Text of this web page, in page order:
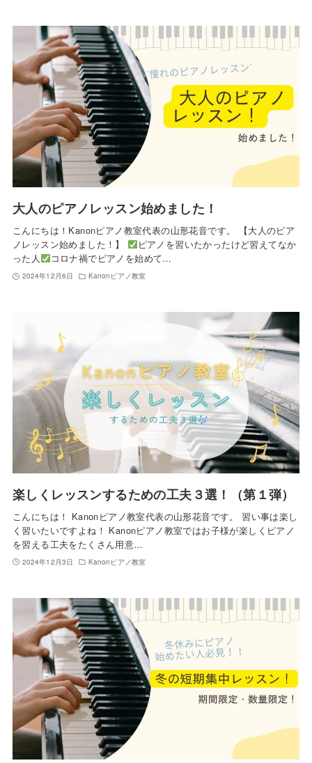
大人のピアノレッスン始めました！
こんにちは！Kanonピアノ教室代表の山形花音です。 【大人のピア
ノレッスン始めました！】
ピアノを習いたかったけど習えてなか
った人
コロナ禍でピアノを始めて…
2024年12月6日 Kanonピアノ教室
楽しくレッスンするための工夫３選！（第１弾）
こんにちは！ Kanonピアノ教室代表の山形花音です。 習い事は楽し
く習いたいですよね！ Kanonピアノ教室ではお子様が楽しくピアノ
を習える工夫をたくさん用意…
2024年12月3日 Kanonピアノ教室